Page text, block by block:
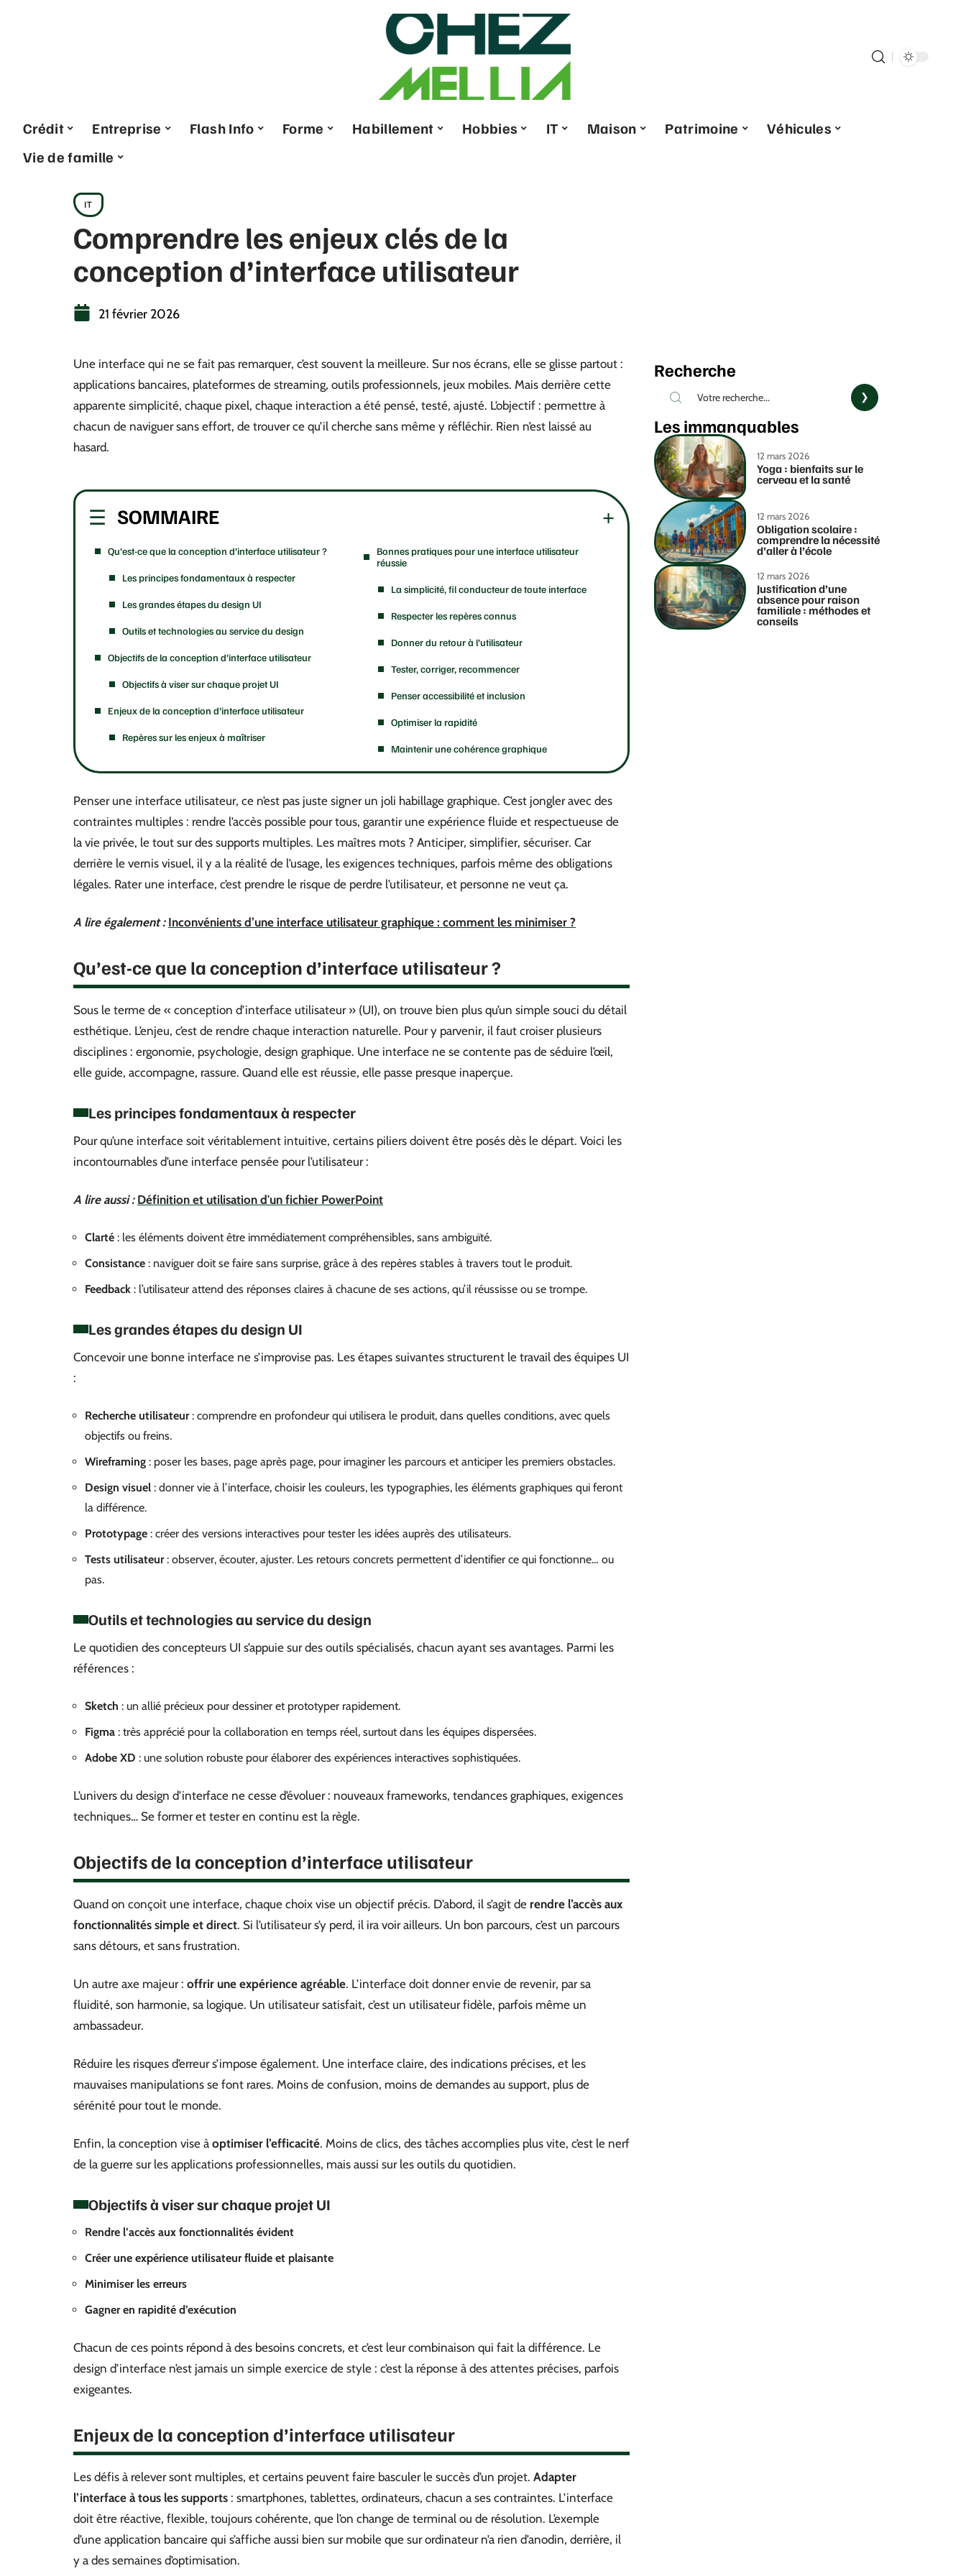
Crédit Entreprise Flash Info Forme Habillement Hobbies IT Maison Patrimoine
Véhicules
Vie de famille
IT
Comprendre les enjeux clés de la
conception d’interface utilisateur
21 février 2026
Une interface qui ne se fait pas remarquer, c’est souvent la meilleure. Sur nos écrans, elle se glisse partout :
applications bancaires, plateformes de streaming, outils professionnels, jeux mobiles. Mais derrière cette
apparente simplicité, chaque pixel, chaque interaction a été pensé, testé, ajusté. L’objectif : permettre à
chacun de naviguer sans effort, de trouver ce qu’il cherche sans même y réfléchir. Rien n’est laissé au
hasard.
SOMMAIRE
Qu’est-ce que la conception d’interface utilisateur ?
Les principes fondamentaux à respecter
Les grandes étapes du design UI
Outils et technologies au service du design
Objectifs de la conception d’interface utilisateur
Objectifs à viser sur chaque projet UI
Enjeux de la conception d’interface utilisateur
Repères sur les enjeux à maîtriser
Bonnes pratiques pour une interface utilisateur
réussie
La simplicité, fil conducteur de toute interface
Respecter les repères connus
Donner du retour à l’utilisateur
Tester, corriger, recommencer
Penser accessibilité et inclusion
Optimiser la rapidité
Maintenir une cohérence graphique
Penser une interface utilisateur, ce n’est pas juste signer un joli habillage graphique. C’est jongler avec des
contraintes multiples : rendre l’accès possible pour tous, garantir une expérience fluide et respectueuse de
la vie privée, le tout sur des supports multiples. Les maîtres mots ? Anticiper, simplifier, sécuriser. Car
derrière le vernis visuel, il y a la réalité de l’usage, les exigences techniques, parfois même des obligations
légales. Rater une interface, c’est prendre le risque de perdre l’utilisateur, et personne ne veut ça.
A lire également : Inconvénients d’une interface utilisateur graphique : comment les minimiser ?
Qu’est-ce que la conception d’interface utilisateur ?
Sous le terme de « conception d’interface utilisateur » (UI), on trouve bien plus qu’un simple souci du détail
esthétique. L’enjeu, c’est de rendre chaque interaction naturelle. Pour y parvenir, il faut croiser plusieurs
disciplines : ergonomie, psychologie, design graphique. Une interface ne se contente pas de séduire l’œil,
elle guide, accompagne, rassure. Quand elle est réussie, elle passe presque inaperçue.
Les principes fondamentaux à respecter
Pour qu’une interface soit véritablement intuitive, certains piliers doivent être posés dès le départ. Voici les
incontournables d’une interface pensée pour l’utilisateur :
A lire aussi : Définition et utilisation d'un fichier PowerPoint
Clarté : les éléments doivent être immédiatement compréhensibles, sans ambiguïté.
Consistance : naviguer doit se faire sans surprise, grâce à des repères stables à travers tout le produit.
Feedback : l’utilisateur attend des réponses claires à chacune de ses actions, qu’il réussisse ou se trompe.
Les grandes étapes du design UI
Concevoir une bonne interface ne s’improvise pas. Les étapes suivantes structurent le travail des équipes UI
:
Recherche utilisateur: comprendre en profondeur qui utilisera le produit, dans quelles conditions, avec quels
objectifs ou freins.
Wireframing : poser les bases, page après page, pour imaginer les parcours et anticiper les premiers obstacles.
Design visuel : donner vie à l’interface, choisir les couleurs, les typographies, les éléments graphiques qui feront
la différence.
Prototypage : créer des versions interactives pour tester les idées auprès des utilisateurs.
Tests utilisateur: observer, écouter, ajuster. Les retours concrets permettent d’identifier ce qui fonctionne… ou
pas.
Outils et technologies au service du design
Le quotidien des concepteurs UI s’appuie sur des outils spécialisés, chacun ayant ses avantages. Parmi les
références :
Sketch : un allié précieux pour dessiner et prototyper rapidement.
Figma : très apprécié pour la collaboration en temps réel, surtout dans les équipes dispersées.
Adobe XD : une solution robuste pour élaborer des expériences interactives sophistiquées.
L’univers du design d’interface ne cesse d’évoluer : nouveaux frameworks, tendances graphiques, exigences
techniques… Se former et tester en continu est la règle.
Objectifs de la conception d’interface utilisateur
Quand on conçoit une interface, chaque choix vise un objectif précis. D’abord, il s’agit de rendre l’accès aux
fonctionnalités simple et direct. Si l’utilisateur s’y perd, il ira voir ailleurs. Un bon parcours, c’est un parcours
sans détours, et sans frustration.
Un autre axe majeur : offrir une expérience agréable. L’interface doit donner envie de revenir, par sa
fluidité, son harmonie, sa logique. Un utilisateur satisfait, c’est un utilisateur fidèle, parfois même un
ambassadeur.
Réduire les risques d’erreur s’impose également. Une interface claire, des indications précises, et les
mauvaises manipulations se font rares. Moins de confusion, moins de demandes au support, plus de
sérénité pour tout le monde.
Enfin, la conception vise à optimiser l’efficacité. Moins de clics, des tâches accomplies plus vite, c’est le nerf
de la guerre sur les applications professionnelles, mais aussi sur les outils du quotidien.
Objectifs à viser sur chaque projet UI
Rendre l’accès aux fonctionnalités évident
Créer une expérience utilisateur fluide et plaisante
Minimiser les erreurs
Gagner en rapidité d’exécution
Chacun de ces points répond à des besoins concrets, et c’est leur combinaison qui fait la différence. Le
design d’interface n’est jamais un simple exercice de style : c’est la réponse à des attentes précises, parfois
exigeantes.
Enjeux de la conception d’interface utilisateur
Les défis à relever sont multiples, et certains peuvent faire basculer le succès d’un projet. Adapter
l’interface à tous les supports : smartphones, tablettes, ordinateurs, chacun a ses contraintes. L’interface
doit être réactive, flexible, toujours cohérente, que l’on change de terminal ou de résolution. L’exemple
d’une application bancaire qui s’affiche aussi bien sur mobile que sur ordinateur n’a rien d’anodin, derrière, il
y a des semaines d’optimisation.
Recherche
Les immanquables
12 mars 2026
Yoga : bienfaits sur le
cerveau et la santé
12 mars 2026
Obligation scolaire :
comprendre la nécessité
d’aller à l’école
12 mars 2026
Justification d’une
absence pour raison
familiale : méthodes et
conseils